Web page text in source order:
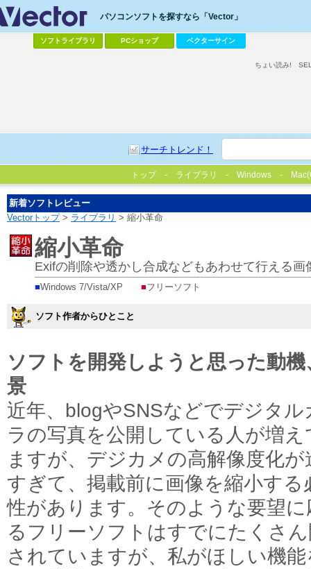
パソコンソフトを探すなら「Vector」
ソフトライブラリ PCショップ ベクターサイン
サーチトレンド！
ちょい読み!
トップ ライブラリ Windows
新着ソフトレビュー
Vectorトップ> ライブラリ > 縮小革命
縮小革命
Exifの削除や透かし合成などもあわせて行える画
■Windows 7/Vista/XP ■フリーソフト
ソフト作者からひとこと
ソフトを開発しようと思った動機
景
近年、blogやSNSなどでデジタル
ラの写真を公開している人が増え
ますが、デジカメの高解像度化が
すぎて、掲載前に画像を縮小する
性があります。そのような要望に
るフリーソフトはすでにたくさ
されていますが、私がほしい機